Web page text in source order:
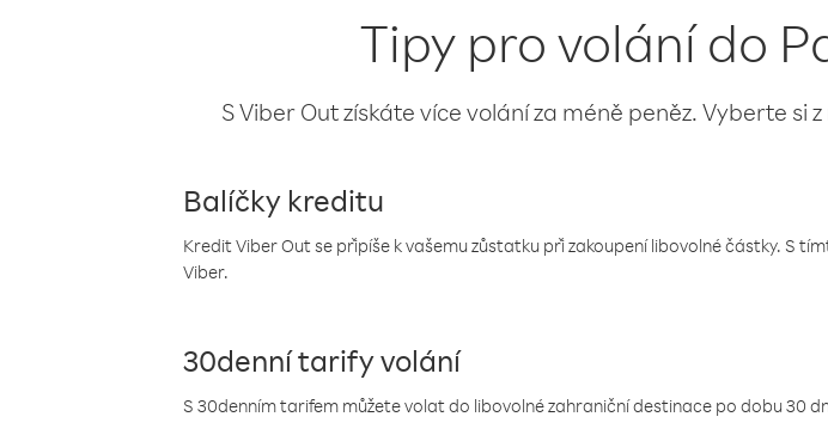
Tipy pro volání do
S Viber Out získáte více volání za méně peněz. Vyberte
Balíčky kreditu
Kredit Viber Out se připíše k vašemu zůstatku při zakoupení libovolné částky. S
Viber.
30denní tarify volání
S 30denním tarifem můžete volat do libovolné zahraniční destinace po dobu 30